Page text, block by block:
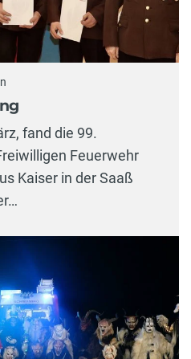
fand die 99.
Feuerwehr
Kaiser in der Saaß